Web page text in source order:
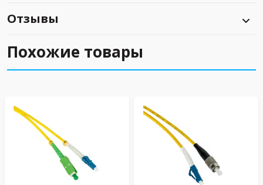
Отзывы
Похожие товары